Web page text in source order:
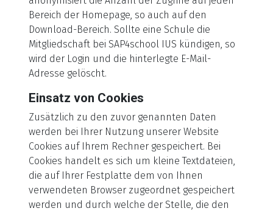
Bereich der Homepage, so auch auf den
Download-Bereich. Sollte eine Schule die
Mitgliedschaft bei SAP4school IUS kündigen, so
wird der Login und die hinterlegte E-Mail-
Adresse gelöscht.
Einsatz von Cookies
Zusätzlich zu den zuvor genannten Daten
werden bei Ihrer Nutzung unserer Website
Cookies auf Ihrem Rechner gespeichert. Bei
Cookies handelt es sich um kleine Textdateien,
die auf Ihrer Festplatte dem von Ihnen
verwendeten Browser zugeordnet gespeichert
werden und durch welche der Stelle, die den